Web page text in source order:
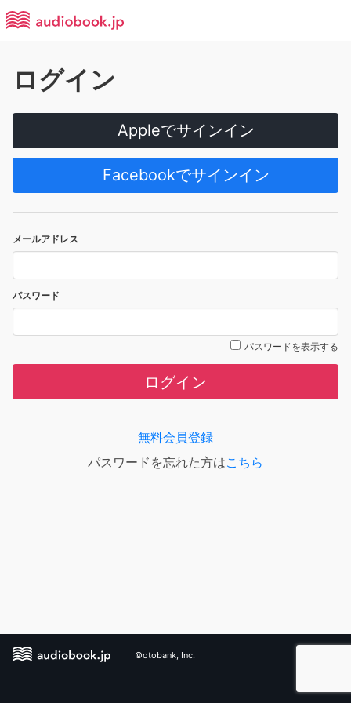
ログイン
Appleでサインイン
Facebookでサインイン
メールアドレス
パスワード
パスワードを表示する
ログイン
無料会員登録
パスワードを忘れた方はこちら
©otobank, Inc.